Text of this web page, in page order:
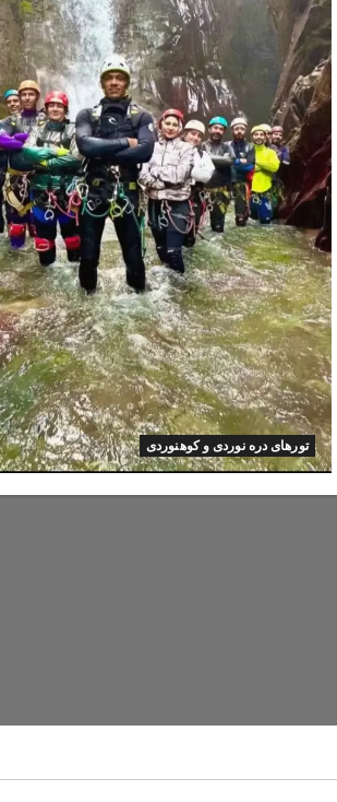
تورهای دره نوردی و کوهنوردی